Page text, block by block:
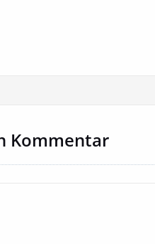
Kommentar